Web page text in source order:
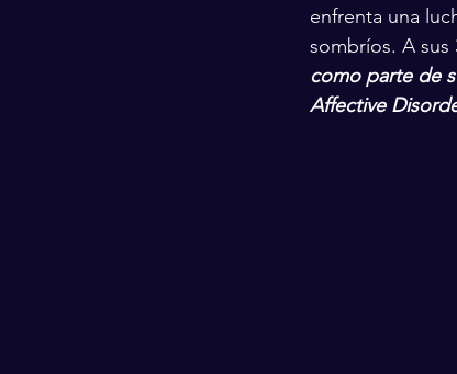
enfrenta una
sombríos. A sus
como parte de
Affective